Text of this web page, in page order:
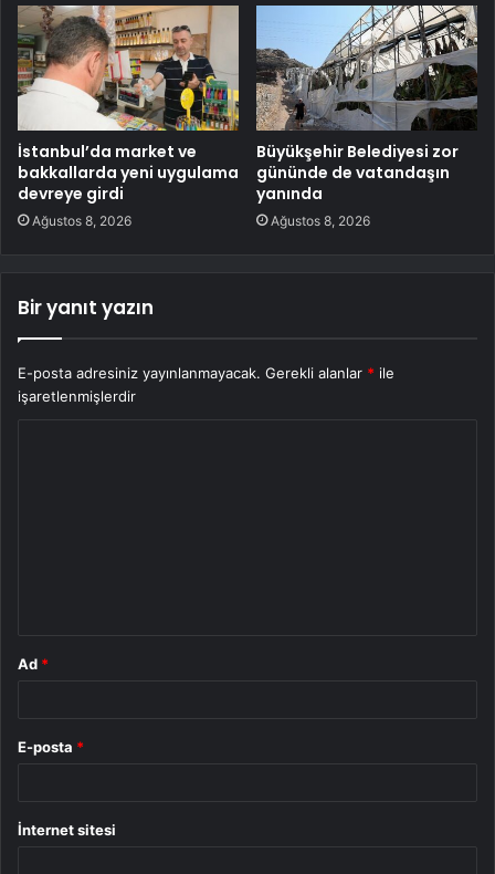
İstanbul’da market ve
bakkallarda yeni uygulama
devreye girdi
Ağustos 8, 2026
Büyükşehir Belediyesi zor
gününde de vatandaşın
yanında
Ağustos 8, 2026
Bir yanıt yazın
E-posta adresiniz yayınlanmayacak. Gerekli alanlar * ile
işaretlenmişlerdir
Ad *
E-posta *
İnternet sitesi